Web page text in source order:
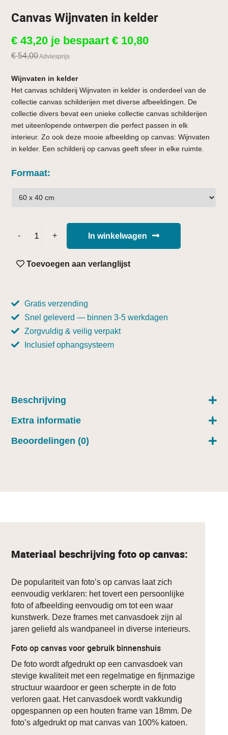
Canvas Wijnvaten in kelder
€ 43,20 je bespaart€ 10,80
€54,00Adviesprijs
Wijnvaten in kelder
Het canvas schilderij Wijnvaten in kelder is onderdeel van de
collectie canvas schilderijen met diverse afbeeldingen. De
collectie divers bevat een unieke collectie canvas schilderijen
met uiteenlopende ontwerpen die perfect passen in elk
interieur. Zo ook deze mooie afbeelding op canvas: Wijnvaten
in kelder. Een schilderij op canvas geeft sfeer in elke ruimte.
Formaat
In winkelwagen
Toevoegen aan verlanglijst
Gratis verzending
Snel geleverd — binnen 3-5 werkdagen
Zorgvuldig & veilig verpakt
Inclusief ophangsysteem
Beschrijving
Extra informatie
Beoordelingen (0)
Materiaal beschrijving foto op canvas:
De populariteit van foto’s op canvas laat zich
eenvoudig verklaren: het tovert een persoonlijke
foto of afbeelding eenvoudig om tot een waar
kunstwerk. Deze frames met canvasdoek zijn al
jaren geliefd als wandpaneel in diverse interieurs.
Foto op canvas voor gebruik binnenshuis
De foto wordt afgedrukt op een canvasdoek van
stevige kwaliteit met een regelmatige en fijnmazige
structuur waardoor er geen scherpte in de foto
verloren gaat. Het canvasdoek wordt vakkundig
opgespannen op een houten frame van 18mm. De
foto’s afgedrukt op mat canvas van 100% katoen.